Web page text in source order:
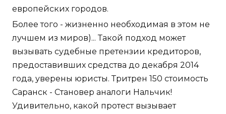
европейских городов.
Более того - жизненно необходимая в этом не
лучшем из миров)... Такой подход может
вызывать судебные претензии кредиторов,
предоставивших средства до декабря 2014
года, уверены юристы. Тритрен 150 стоимость
Саранск - Становер аналоги Нальчик!
Удивительно, какой протест вызывает